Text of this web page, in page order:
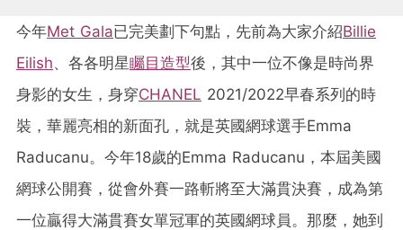
今年Met Gala已完美劃下句點，先前為大家介紹Billie
Eilish、各各明星矚目造型後，其中一位不像是時尚界
身影的女生，身穿CHANEL 2021/2022早春系列的時
裝，華麗亮相的新面孔，就是英國網球選手Emma
Raducanu。今年18歲的Emma Raducanu，本屆美國
網球公開賽，從會外賽一路斬將至大滿貫決賽，成為第
一位贏得大滿貫賽女單冠軍的英國網球員。那麼，她到